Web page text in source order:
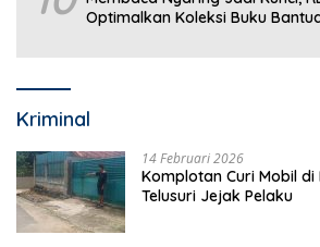
Optimalkan Koleksi Buku
Kriminal
14 Februari 2026
Komplotan Curi Mobil di
Telusuri Jejak Pelaku